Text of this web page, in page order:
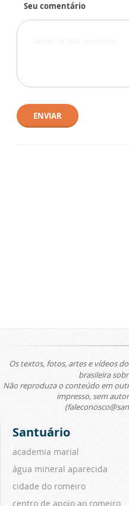
Seu comentário
ENVIAR
Os textos, fotos, artes e vídeos
brasileira
Não reproduza o conteúdo em
impresso, sem
Santuário
academia marial
água mineral aparecida
cidade do romeiro
centro de apoio ao romeiro